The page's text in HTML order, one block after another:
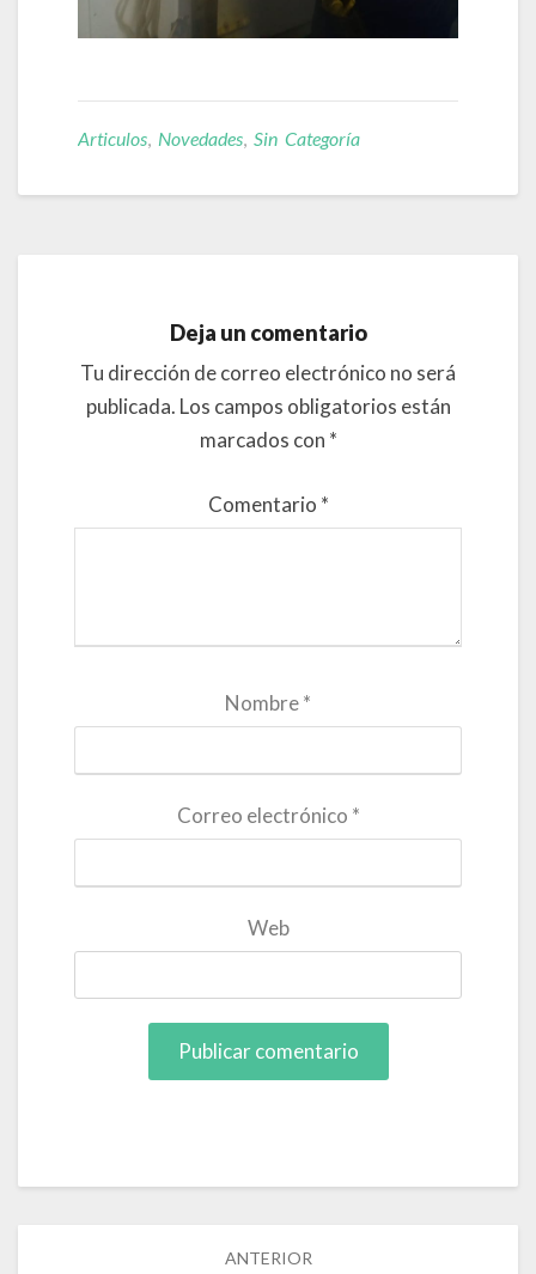
Articulos, Novedades, Sin Categoría
Deja un comentario
Tu dirección de correo electrónico no será
publicada. Los campos obligatorios están
marcados con *
Comentario *
Nombre*
Correo electrónico *
Web
ANTERIOR